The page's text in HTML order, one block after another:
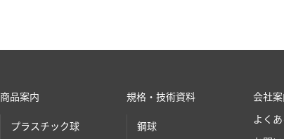
商品案内
プラスチック球
規格・技術資料
鋼球
会社
よく